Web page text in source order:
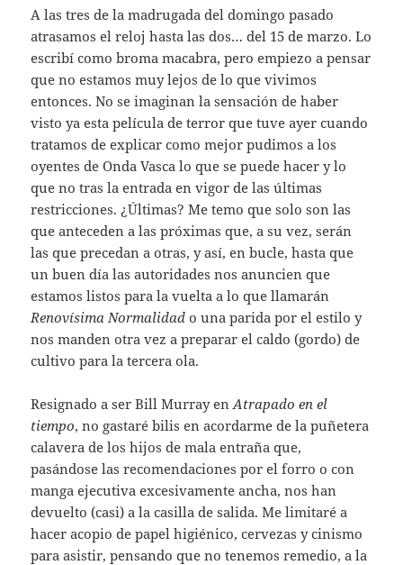
A las tres de la madrugada del domingo pasado
atrasamos el reloj hasta las dos… del 15 de marzo. Lo
escribí como broma macabra, pero empiezo a pensar
que no estamos muy lejos de lo que vivimos
entonces. No se imaginan la sensación de haber
visto ya esta película de terror que tuve ayer cuando
tratamos de explicar como mejor pudimos a los
oyentes de Onda Vasca lo que se puede hacer y lo
que no tras la entrada en vigor de las últimas
restricciones. ¿Últimas? Me temo que solo son las
que anteceden a las próximas que, a su vez, serán
las que precedan a otras, y así, en bucle, hasta que
un buen día las autoridades nos anuncien que
estamos listos para la vuelta a lo que llamarán
Renovísima Normalidad o una parida por el estilo y
nos manden otra vez a preparar el caldo (gordo) de
cultivo para la tercera ola.
Resignado a ser Bill Murray en Atrapado en el
tiempo, no gastaré bilis en acordarme de la puñetera
calavera de los hijos de mala entraña que,
pasándose las recomendaciones por el forro o con
manga ejecutiva excesivamente ancha, nos han
devuelto (casi) a la casilla de salida. Me limitaré a
hacer acopio de papel higiénico, cervezas y cinismo
para asistir, pensando que no tenemos remedio, a la